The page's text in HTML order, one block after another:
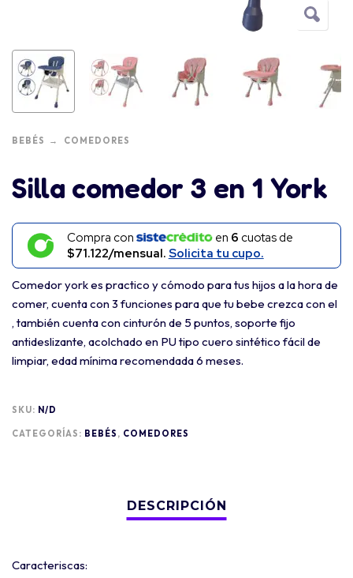
BEBÉS COMEDORES
Silla comedor 3 en 1 York
Compra con en 6 cuotas de
$71.122/mensual. Solicita tu cupo.
Comedor york es practico y cómodo para tus hijos a la hora de
comer, cuenta con 3 funciones para que tu bebe crezca con el
, también cuenta con cinturón de 5 puntos, soporte fijo
antideslizante, acolchado en PU tipo cuero sintético fácil de
limpiar, edad mínima recomendada 6 meses.
SKU: N/D
CATEGORÍAS: BEBÉS , COMEDORES
Caracteriscas: